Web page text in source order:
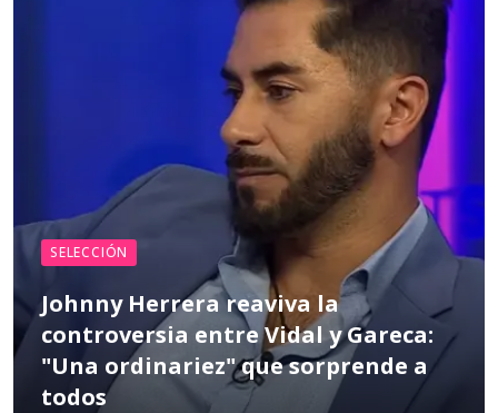
SELECCIÓN
Johnny Herrera reaviva la
controversia entre Vidal y Gareca:
"Una ordinariez" que sorprende a
todos